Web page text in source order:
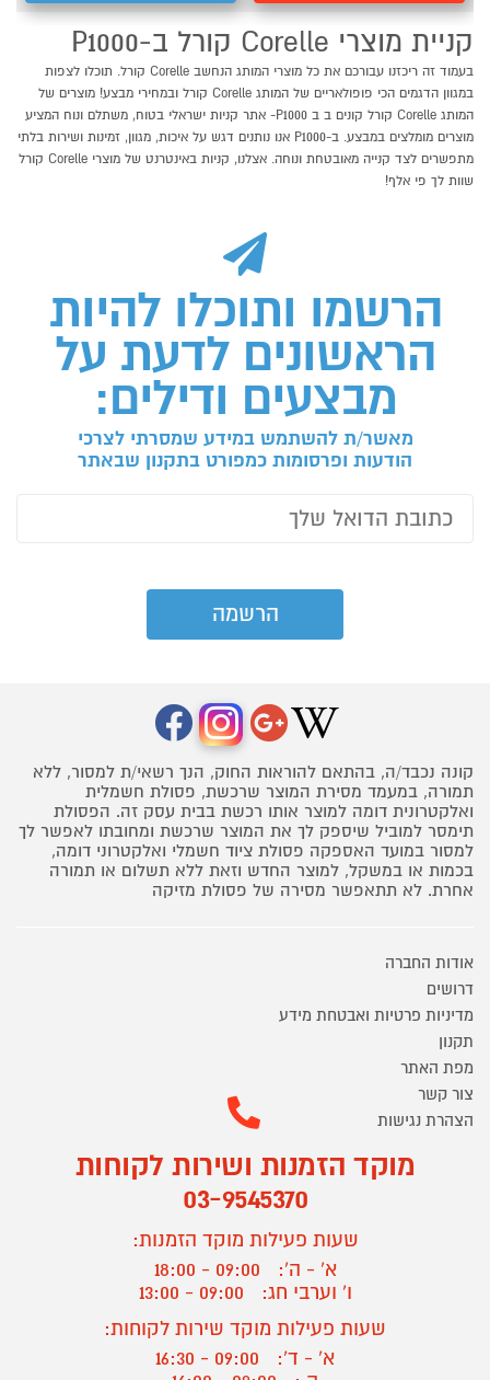
קניית מוצרי Corelle קורל ב-P1000
בעמוד זה ריכזנו עבורכם את כל מוצרי המותג הנחשב Corelle קורל. תוכלו לצפות
במגוון הדגמים הכי פופולאריים של המותג Corelle קורל ובמחירי מבצע! מוצרים של
המותג Corelle קורל קונים ב ב P1000- אתר קניות ישראלי בטוח, משתלם ונוח המציע
מוצרים מומלצים במבצע. ב-P1000 אנו נותנים דגש על איכות, מגוון, זמינות ושירות בלתי
מתפשרים לצד קנייה מאובטחת ונוחה. אצלנו, קניות באינטרנט של מוצרי Corelle קורל
שוות לך פי אלף!
הרשמו ותוכלו להיות
הראשונים לדעת על
מבצעים ודילים:
מאשר/ת להשתמש במידע שמסרתי לצרכי
הודעות ופרסומות כמפורט בתקנון שבאתר
קונה נכבד/ה, בהתאם להוראות החוק, הנך רשאי/ת למסור, ללא
תמורה, במעמד מסירת המוצר שרכשת, פסולת חשמלית
ואלקטרונית דומה למוצר אותו רכשת בבית עסק זה. הפסולת
תימסר למוביל שיספק לך את המוצר שרכשת ומחובתו לאפשר לך
למסור במועד האספקה פסולת ציוד חשמלי ואלקטרוני דומה,
בכמות או במשקל, למוצר החדש וזאת ללא תשלום או תמורה
אחרת. לא תתאפשר מסירה של פסולת מזיקה
אודות החברה
דרושים
מדיניות פרטיות ואבטחת מידע
תקנון
מפת האתר
צור קשר
הצהרת נגישות
מוקד הזמנות ושירות לקוחות
03-9545370
שעות פעילות מוקד הזמנות:
א' - ה':
09:00 - 18:00
ו' וערבי חג:
09:00 - 13:00
שעות פעילות מוקד שירות לקוחות:
א' - ד':
09:00 - 16:30